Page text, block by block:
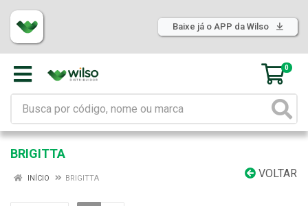
Baixe já o APP da Wilso
0
BRIGITTA
VOLTAR
INÍCIO BRIGITTA